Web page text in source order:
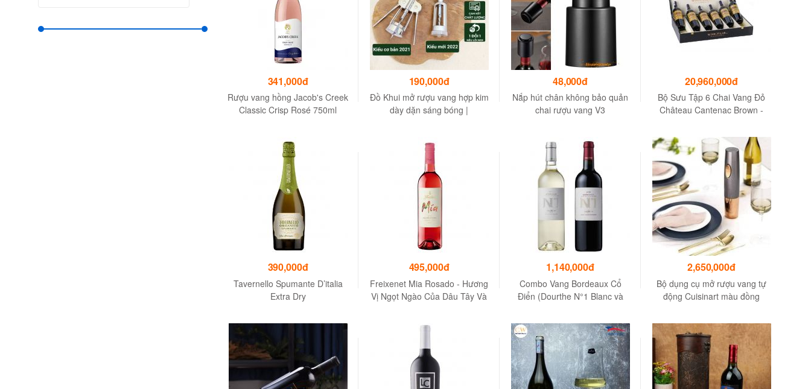
341,000đ
Rượu vang hồng Jacob's Creek
Classic Crisp Rosé 750ml
190,000đ
Đồ Khui mở rượu vang hợp kim
dày dặn sáng bóng |
48,000đ
Nắp hút chân không bảo quản
chai rượu vang V3
20,960,000đ
Bộ Sưu Tập 6 Chai Vang Đỏ
Château Cantenac Brown -
Margaux, nước Pháp
390,000đ
Tavernello Spumante D’italia
Extra Dry
495,000đ
Freixenet Mia Rosado - Hương
Vị Ngọt Ngào Của Dâu Tây Và
1,140,000đ
Combo Vang Bordeaux Cổ
Điển (Dourthe N°1 Blanc và
2,650,000đ
Bộ dụng cụ mở rượu vang tự
động Cuisinart màu đồng